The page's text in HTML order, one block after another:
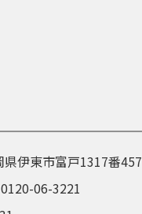
伊東市富戸1317番457
0120-06-3221